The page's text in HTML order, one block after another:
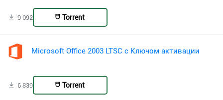
9 092 Torrent
Microsoft Office 2003 LTSC с Ключом активации
6 839 Torrent